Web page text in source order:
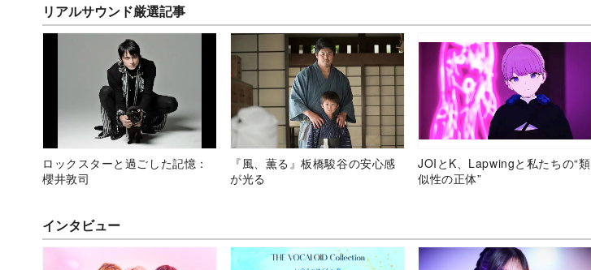
リアルサウンド厳選記事
ロックスターと過ごした記憶：
櫻井敦司
『風、薫る』板橋駿谷の安心感
が光る
JOIとK、Lapwingと私たちの“類
似性の正体”
インタビュー